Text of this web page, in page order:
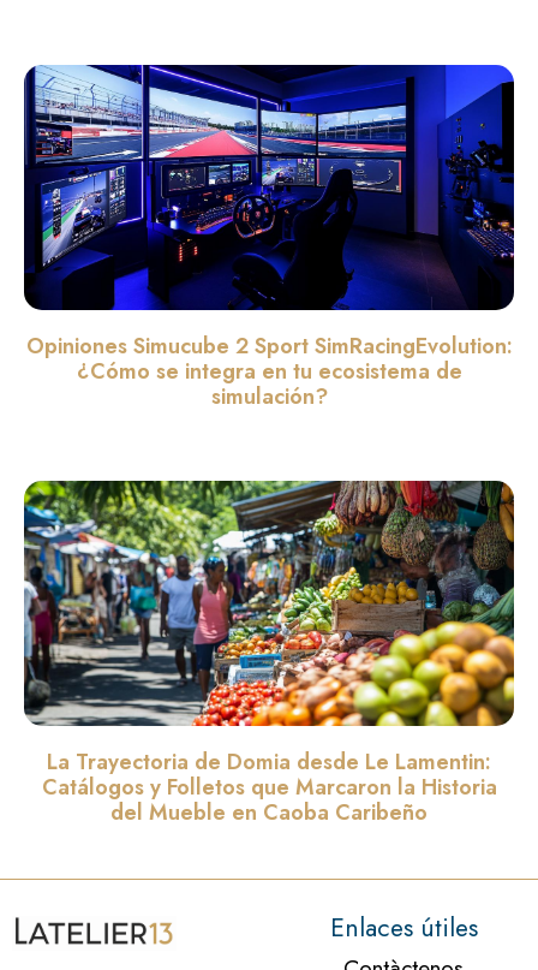
Opiniones Simucube 2 Sport SimRacingEvolution:
¿Cómo se integra en tu ecosistema de
simulación?
La Trayectoria de Domia desde Le Lamentin:
Catálogos y Folletos que Marcaron la Historia
del Mueble en Caoba Caribeño
Enlaces útiles